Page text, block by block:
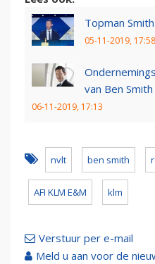
Topman
05-11-2019, 17:58
van Ben Smith
06-11-2019, 17:13
nvlt ben smith
AFI KLM E&M klm
Verstuur per e-mail
Meld u aan voor de